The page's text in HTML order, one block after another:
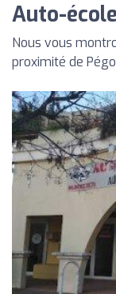
Auto-
Nous vous
proximité de